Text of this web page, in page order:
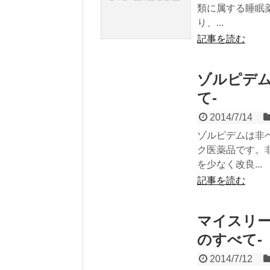
類に属する睡眠
り、...
記事を読む
ゾルピデ
て-
2014/7/14
ゾルピデムは非
ク医薬品です。
を少なく改良...
記事を読む
マイスリ
のすべて-
2014/7/12